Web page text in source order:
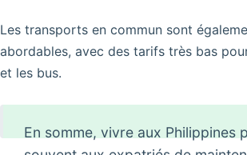
Les transports en commun sont
abordables, avec des tarifs très bas
et les bus.
En somme, vivre aux Philippines